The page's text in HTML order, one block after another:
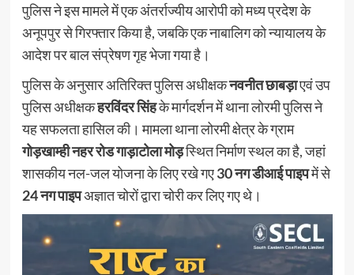
पुलिस ने इस मामले में एक अंतर्राज्यीय आरोपी को मध्य प्रदेश के
अनूपपुर से गिरफ्तार किया है, जबकि एक नाबालिग को न्यायालय के
आदेश पर बाल संप्रेषण गृह भेजा गया है।
पुलिस के अनुसार अतिरिक्त पुलिस अधीक्षकनवनीत छाबड़ाएवं उप
पुलिस अधीक्षकहरविंदर सिंहके मार्गदर्शन में थाना लोरमी पुलिस ने
यह सफलता हासिल की। मामला थाना लोरमी क्षेत्र के ग्राम
गोड़खाम्ही नहर रोड गाड़ाटोला मोड़स्थित निर्माण स्थल का है, जहां
शासकीय नल-जल योजना के लिए रखे गए30 नग डीआई पाइपमें से
24 नग पाइपअज्ञात चोरों द्वारा चोरी कर लिए गए थे।